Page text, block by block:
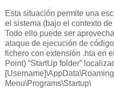
Esta situación permite una
el sistema (bajo el contexto
Todo ello puede ser
ataque de ejecución de
fichero con extensión .hta en
Point) “StartUp folder”
Menu\Programs\Startup\